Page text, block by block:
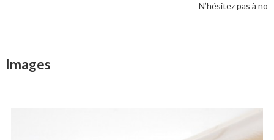
N’hésitez pas à
Images